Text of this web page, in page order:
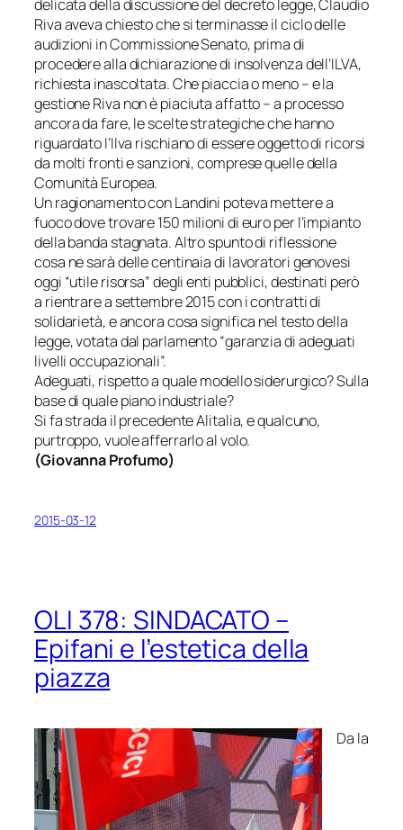
delicata della discussione del decreto legge, Claudio
Riva aveva chiesto che si terminasse il ciclo delle
audizioni in Commissione Senato, prima di
procedere alla dichiarazione di insolvenza dell’ILVA,
richiesta inascoltata. Che piaccia o meno – e la
gestione Riva non è piaciuta affatto – a processo
ancora da fare, le scelte strategiche che hanno
riguardato l’Ilva rischiano di essere oggetto di ricorsi
da molti fronti e sanzioni, comprese quelle della
Comunità Europea.
Un ragionamento con Landini poteva mettere a
fuoco dove trovare 150 milioni di euro per l’impianto
della banda stagnata. Altro spunto di riflessione
cosa ne sarà delle centinaia di lavoratori genovesi
oggi “utile risorsa” degli enti pubblici, destinati però
a rientrare a settembre 2015 con i contratti di
solidarietà, e ancora cosa significa nel testo della
legge, votata dal parlamento “garanzia diadeguati
livelli occupazionali”.
Adeguati, rispetto a quale modello siderurgico? Sulla
base di quale piano industriale?
Si fa strada il precedente Alitalia, e qualcuno,
purtroppo, vuole afferrarlo al volo.
(Giovanna Profumo)
2015-03-12
OLI 378: SINDACATO –
Epifani e l’estetica della
piazza
Da la